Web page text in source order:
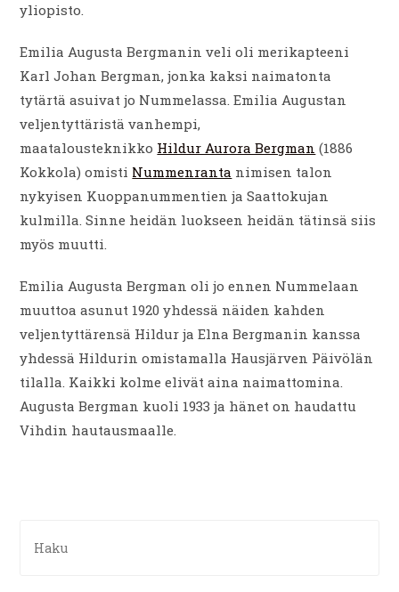
yliopisto.
Emilia Augusta Bergmanin veli oli merikapteeni
Karl Johan Bergman, jonka kaksi naimatonta
tytärtä asuivat jo Nummelassa. Emilia Augustan
veljentyttäristä vanhempi,
maatalousteknikko Hildur Aurora Bergman (1886
Kokkola) omisti Nummenranta nimisen talon
nykyisen Kuoppanummentien ja Saattokujan
kulmilla. Sinne heidän luokseen heidän tätinsä siis
myös muutti.
Emilia Augusta Bergman oli jo ennen Nummelaan
muuttoa asunut 1920 yhdessä näiden kahden
veljentyttärensä Hildur ja Elna Bergmanin kanssa
yhdessä Hildurin omistamalla Hausjärven Päivölän
tilalla. Kaikki kolme elivät aina naimattomina.
Augusta Bergman kuoli 1933 ja hänet on haudattu
Vihdin hautausmaalle.